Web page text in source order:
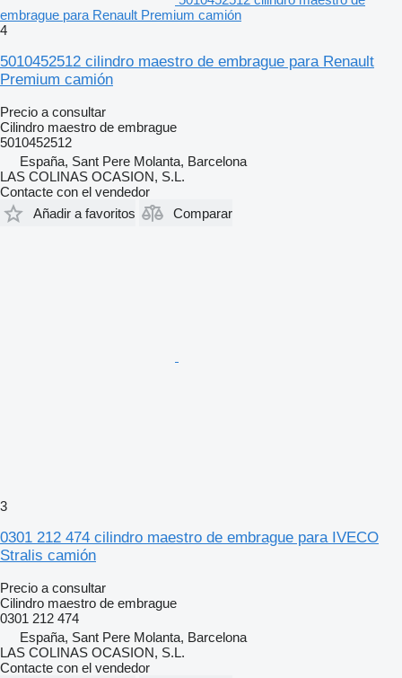
embrague para Renault Premium camión
4
5010452512 cilindro maestro de embrague para Renault
Premium camión
Precio a consultar
Cilindro maestro de embrague
5010452512
España, Sant Pere Molanta, Barcelona
LAS COLINAS OCASION, S.L.
Contacte con el vendedor
Añadir a favoritos
Comparar
3
0301 212 474 cilindro maestro de embrague para IVECO
Stralis camión
Precio a consultar
Cilindro maestro de embrague
0301 212 474
España, Sant Pere Molanta, Barcelona
LAS COLINAS OCASION, S.L.
Contacte con el vendedor